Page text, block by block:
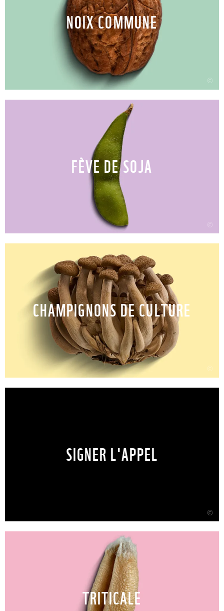
©
NOIX COMMUNE
©
FÈVE DE SOJA
©
CHAMPIGNONS DE CULTURE
©
SIGNER L'APPEL
TRITICALE